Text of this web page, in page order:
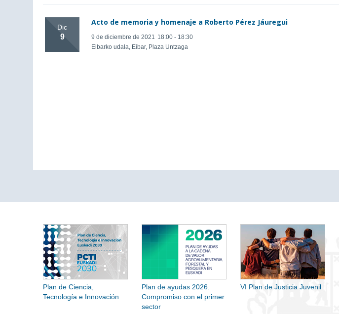
Dic
9
Acto de memoria y homenaje a Roberto Pérez Jáuregui
9 de diciembre de 2021
18:00 - 18:30
Eibarko udala, Eibar, Plaza Untzaga
Plan de Ciencia,
Tecnología e Innovación
Plan de ayudas 2026.
Compromiso con el primer
sector
VI Plan de Justicia Juvenil